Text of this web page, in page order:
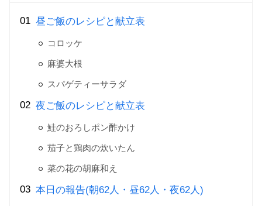
昼ご飯のレシピと献立表
コロッケ
麻婆大根
スパゲティーサラダ
夜ご飯のレシピと献立表
鮭のおろしポン酢かけ
茄子と鶏肉の炊いたん
菜の花の胡麻和え
本日の報告(朝62人・昼62人・夜62人)